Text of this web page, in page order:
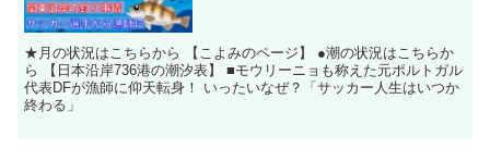
★月の状況はこちらから 【こよみのページ】 ●潮の状況はこちらか
ら 【日本沿岸736港の潮汐表】 ■モウリーニョも称えた元ポルトガル
代表DFが漁師に仰天転身！ いったいなぜ？「サッカー人生はいつか
終わる」